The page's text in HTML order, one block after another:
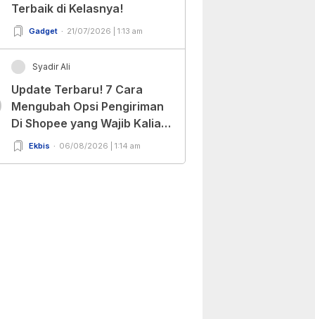
Terbaik di Kelasnya!
Gadget 21/07/2026 | 1:13 am
Syadir Ali
Update Terbaru! 7 Cara
Mengubah Opsi Pengiriman
Di Shopee yang Wajib Kalian
Ketahui!
Ekbis 06/08/2026 | 1:14 am